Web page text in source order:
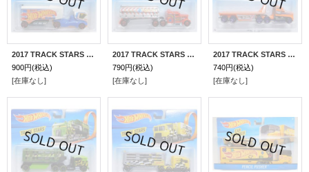
2017 TRACK STARS 【AERO BLAST】 R.T.WHITE/PR5 (予約不可)
900円(税込)
[在庫なし]
2017 TRACK STARS 【FUEL & FIRE】 RED-CHROME/5SP (予約不可)
790円(税込)
[在庫なし]
2017 TRACK STARS 【HITCH N' HAUL】 ORANGE/PR5 (予約不可)
740円(税込)
[在庫なし]